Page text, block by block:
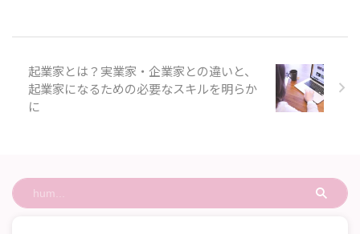
のか、その語源や英訳について興
味のある方は、ぜひ読んでみてく
ださい。 「業が深い」の意味と
語源 「業が深い」の意味とは
起業家とは？実業家・企業家との違いと、
起業家になるための必要なスキルを明らか
に